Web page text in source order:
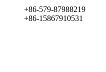
+86-579-87988219
+86-15867910531